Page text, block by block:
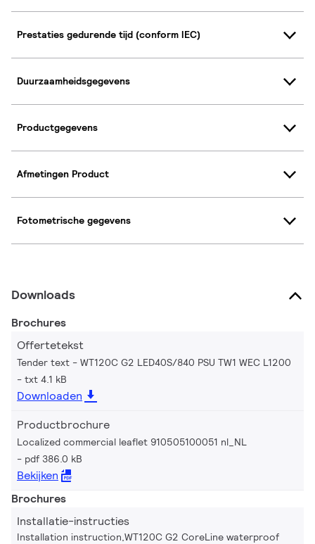
Prestaties gedurende tijd (conform IEC)
Duurzaamheidsgegevens
Productgegevens
Afmetingen Product
Fotometrische gegevens
Downloads
Brochures
Offertetekst
Tender text - WT120C G2 LED40S/840 PSU TW1 WEC L1200
txt 4.1 kB
Downloaden
Productbrochure
Localized commercial leaflet 910505100051 nl_NL
pdf 386.0 kB
Bekijken
Brochures
Installatie-instructies
Installation instruction,WT120C G2 CoreLine waterproof